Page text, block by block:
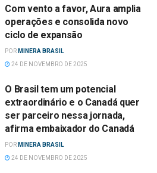
Com vento a favor, Aura amplia
operações e consolida novo
ciclo de expansão
POR MINERA BRASIL
24 DE NOVEMBRO DE 2025
O Brasil tem um potencial
extraordinário e o Canadá quer
ser parceiro nessa jornada,
afirma embaixador do Canadá
POR MINERA BRASIL
24 DE NOVEMBRO DE 2025